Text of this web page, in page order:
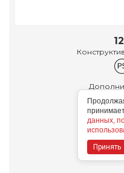
данных,
Принять